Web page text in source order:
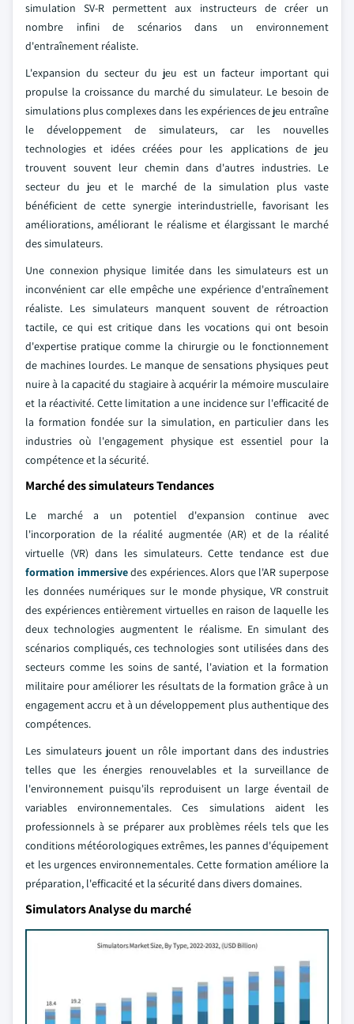
simulation SV-R permettent aux instructeurs de créer un
nombre infini de scénarios dans un environnement
d'entraînement réaliste.
L'expansion du secteur du jeu est un facteur important qui
propulse la croissance du marché du simulateur. Le besoin de
simulations plus complexes dans les expériences de jeu entraîne
le développement de simulateurs, car les nouvelles
technologies et idées créées pour les applications de jeu
trouvent souvent leur chemin dans d'autres industries. Le
secteur du jeu et le marché de la simulation plus vaste
bénéficient de cette synergie interindustrielle, favorisant les
améliorations, améliorant le réalisme et élargissant le marché
des simulateurs.
Une connexion physique limitée dans les simulateurs est un
inconvénient car elle empêche une expérience d'entraînement
réaliste. Les simulateurs manquent souvent de rétroaction
tactile, ce qui est critique dans les vocations qui ont besoin
d'expertise pratique comme la chirurgie ou le fonctionnement
de machines lourdes. Le manque de sensations physiques peut
nuire à la capacité du stagiaire à acquérir la mémoire musculaire
et la réactivité. Cette limitation a une incidence sur l'efficacité de
la formation fondée sur la simulation, en particulier dans les
industries où l'engagement physique est essentiel pour la
compétence et la sécurité.
Marché des simulateurs Tendances
Le marché a un potentiel d'expansion continue avec
l'incorporation de la réalité augmentée (AR) et de la réalité
virtuelle (VR) dans les simulateurs. Cette tendance est due
formation immersivedes expériences. Alors que l'AR superpose
les données numériques sur le monde physique, VR construit
des expériences entièrement virtuelles en raison de laquelle les
deux technologies augmentent le réalisme. En simulant des
scénarios compliqués, ces technologies sont utilisées dans des
secteurs comme les soins de santé, l'aviation et la formation
militaire pour améliorer les résultats de la formation grâce à un
engagement accru et à un développement plus authentique des
compétences.
Les simulateurs jouent un rôle important dans des industries
telles que les énergies renouvelables et la surveillance de
l'environnement puisqu'ils reproduisent un large éventail de
variables environnementales. Ces simulations aident les
professionnels à se préparer aux problèmes réels tels que les
conditions météorologiques extrêmes, les pannes d'équipement
et les urgences environnementales. Cette formation améliore la
préparation, l'efficacité et la sécurité dans divers domaines.
Simulators Analyse du marché